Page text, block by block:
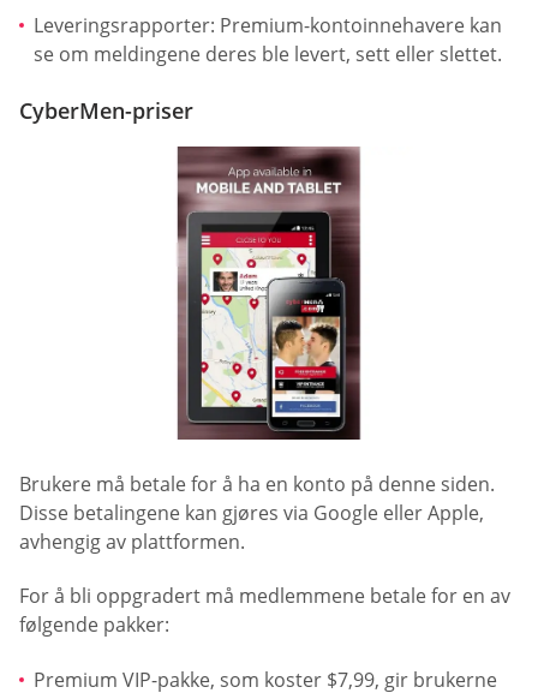
Leveringsrapporter: Premium-kontoinnehavere kan
se om meldingene deres ble levert, sett eller slettet.
CyberMen-priser
Brukere må betale for å ha en konto på denne siden.
Disse betalingene kan gjøres via Google eller Apple,
avhengig av plattformen.
For å bli oppgradert må medlemmene betale for en av
følgende pakker:
Premium VIP-pakke, som koster $7,99, gir brukerne